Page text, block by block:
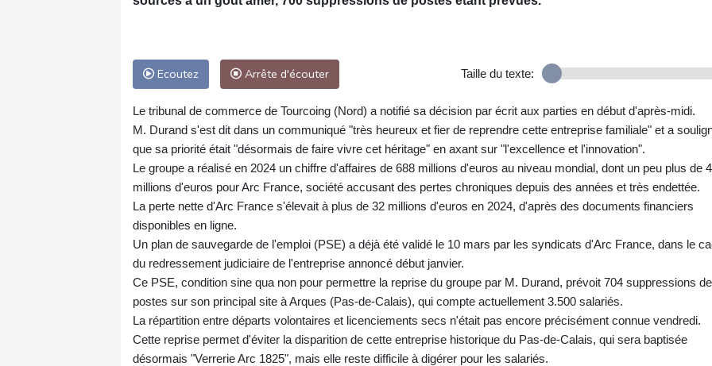
Ecoutez Arrête d'écouter Taille du texte:
Le tribunal de commerce de Tourcoing (Nord) a notifié sa décision par écrit aux parties en début d'après-midi.
M. Durand s'est dit dans un communiqué "très heureux et fier de reprendre cette entreprise familiale" et a
que sa priorité était "désormais de faire vivre cet héritage" en axant sur "l'excellence et l'innovation".
Le groupe a réalisé en 2024 un chiffre d'affaires de 688 millions d'euros au niveau mondial, dont un peu plus de
millions d'euros pour Arc France, société accusant des pertes chroniques depuis des années et très endettée.
La perte nette d'Arc France s'élevait à plus de 32 millions d'euros en 2024, d'après des documents financiers
disponibles en ligne.
Un plan de sauvegarde de l'emploi (PSE) a déjà été validé le 10 mars par les syndicats d'Arc France, dans le
du redressement judiciaire de l'entreprise annoncé début janvier.
Ce PSE, condition sine qua non pour permettre la reprise du groupe par M. Durand, prévoit 704 suppressions de
postes sur son principal site à Arques (Pas-de-Calais), qui compte actuellement 3.500 salariés.
La répartition entre départs volontaires et licenciements secs n'était pas encore précisément connue vendredi.
Cette reprise permet d'éviter la disparition de cette entreprise historique du Pas-de-Calais, qui sera baptisée
désormais "Verrerie Arc 1825", mais elle reste difficile à digérer pour les salariés.